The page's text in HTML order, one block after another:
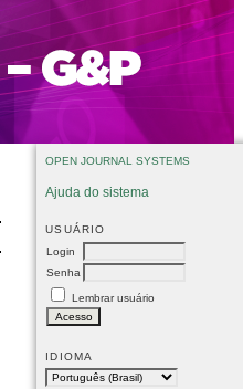
OPEN JOURNAL SYSTEMS
Ajuda do sistema
USUÁRIO
Login
Senha
Lembrar usuário
IDIOMA